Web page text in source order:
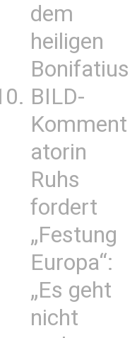
dem
heiligen
Bonifatius
BILD-
Komment
atorin
Ruhs
fordert
„Festung
Europa“:
„Es geht
nicht